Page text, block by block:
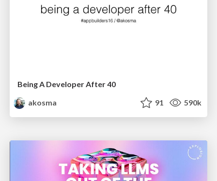
Being A Developer After 40
akosma
91 590k